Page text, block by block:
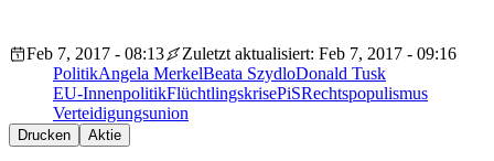
Feb 7, 2017 - 08:13
Zuletzt aktualisiert: Feb 7, 2017 - 09:16
PolitikAngela MerkelBeata SzydloDonald Tusk
EU-InnenpolitikFlüchtlingskrisePiSRechtspopulismus
Verteidigungsunion
Drucken Aktie